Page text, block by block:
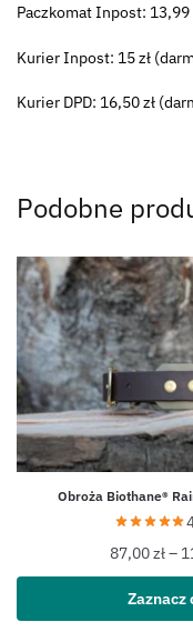
Paczkomat Inpost: 13,99
Kurier Inpost: 15 zł
Kurier DPD: 16,50 zł
Podobne
Obroża Biothane®
87,00zł–
Zaznacz